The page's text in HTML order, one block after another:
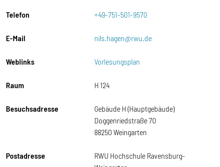
Telefon +49-751-501-9570
E-Mail nils.hagen@rwu.de
Weblinks Vorlesungsplan
Raum H 124
Besuchsadresse
Gebäude H (Hauptgebäude)
Doggenriedstraße 70
88250 Weingarten
Postadresse
RWU Hochschule Ravensburg-